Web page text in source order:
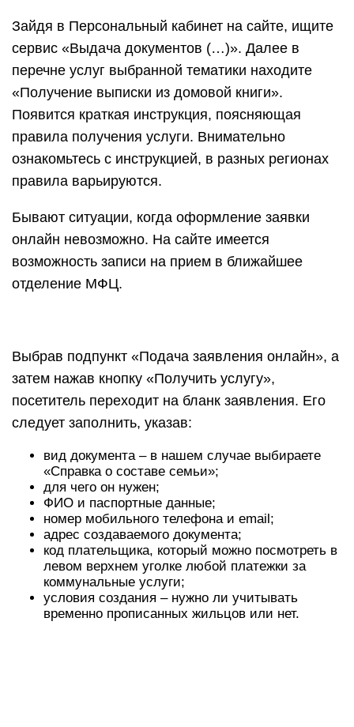
Зайдя в Персональный кабинет на сайте, ищите
сервис «Выдача документов (…)». Далее в
перечне услуг выбранной тематики находите
«Получение выписки из домовой книги».
Появится краткая инструкция, поясняющая
правила получения услуги. Внимательно
ознакомьтесь с инструкцией, в разных регионах
правила варьируются.
Бывают ситуации, когда оформление заявки
онлайн невозможно. На сайте имеется
возможность записи на прием в ближайшее
отделение MФЦ.
Выбрав подпункт «Подача заявления онлайн», а
затем нажав кнопку «Получить услугу»,
посетитель переходит на бланк заявления. Его
следует заполнить, указав:
вид документа – в нашем случае выбираете
«Справка о составе семьи»;
для чего он нужен;
ФИО и паспортные данные;
номер мобильного телефона и email;
адрес создаваемого документа;
код плательщика, который можно посмотреть в
левом верхнем уголке любой платежки за
коммунальные услуги;
условия создания – нужно ли учитывать
временно прописанных жильцов или нет.